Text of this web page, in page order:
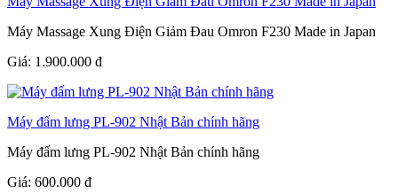
Máy Massage Xung Điện Giảm Đau Omron F230 Made in Japan
Giá: 1.900.000 đ
Máy đấm lưng PL-902 Nhật Bản chính hãng
Máy đấm lưng PL-902 Nhật Bản chính hãng
Giá: 600.000 đ